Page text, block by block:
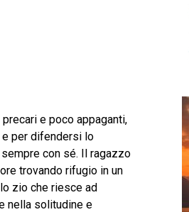
e poco appaganti,
e per difendersi lo
con sé. Il ragazzo
trovando rifugio in un
zio che riesce ad
nella solitudine e